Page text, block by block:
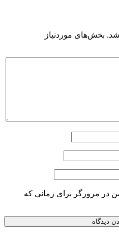
شد. بخش‌های موردنیاز
در مرورگر برای زمانی که